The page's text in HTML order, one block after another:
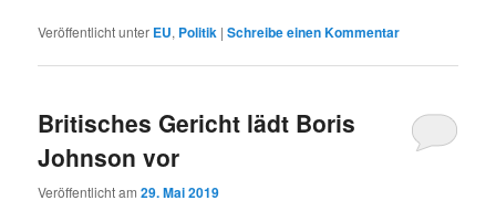
Veröffentlicht unter EU, Politik |Schreibe einen Kommentar
Britisches Gericht lädt Boris
Johnson vor
Veröffentlicht am29. Mai 2019